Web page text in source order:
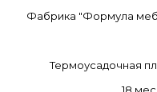
Фабрика "Формула
Термоусадочная